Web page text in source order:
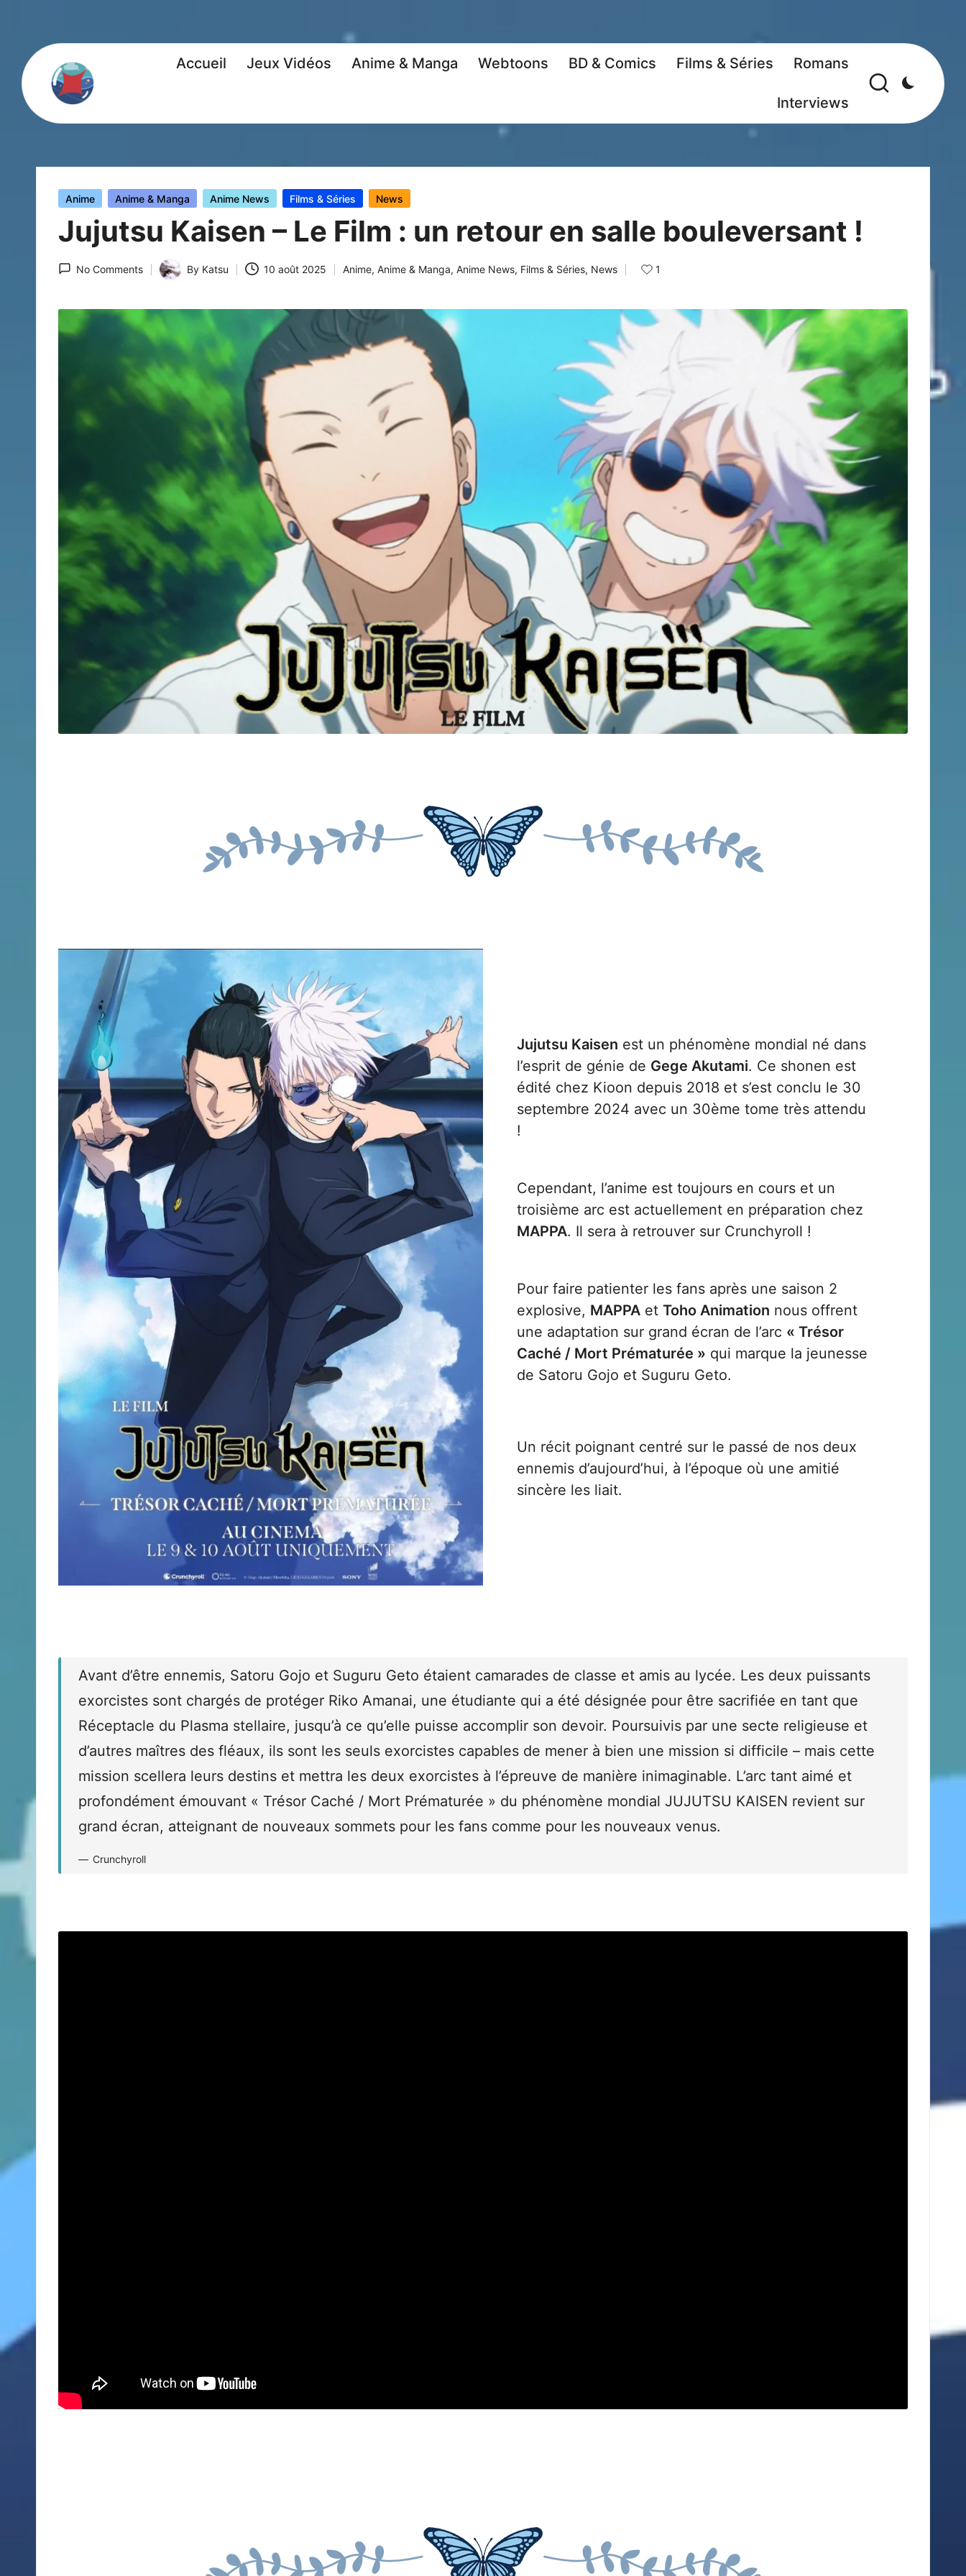
Accueil Jeux Vidéos Anime & Manga Webtoons BD & Comics Films & Séries Romans
Interviews
Posted
Anime Anime & Manga Anime News Films & Séries News
Jujutsu Kaisen – Le Film : un retour en salle bouleversant !
No Comments
Posted
By Katsu 10 août 2025
Posted
Anime, Anime & Manga, Anime News, Films & Séries, News 1
Jujutsu Kaisen est un phénomène mondial né dans
l’esprit de génie de Gege Akutami. Ce shonen est
édité chez Kioon depuis 2018 et s’est conclu le 30
septembre 2024 avec un 30ème tome très attendu
!
Cependant, l’anime est toujours en cours et un
troisième arc est actuellement en préparation chez
MAPPA. Il sera à retrouver sur Crunchyroll !
Pour faire patienter les fans après une saison 2
explosive, MAPPA etToho Animation nous offrent
une adaptation sur grand écran de l’arc « Trésor
Caché / Mort Prématurée » qui marque la jeunesse
de Satoru Gojo et Suguru Geto.
Un récit poignant centré sur le passé de nos deux
ennemis d’aujourd’hui, à l’époque où une amitié
sincère les liait.
Avant d’être ennemis, Satoru Gojo et Suguru Geto étaient camarades de classe et amis au lycée. Les deux puissants
exorcistes sont chargés de protéger Riko Amanai, une étudiante qui a été désignée pour être sacrifiée en tant que
Réceptacle du Plasma stellaire, jusqu’à ce qu’elle puisse accomplir son devoir. Poursuivis par une secte religieuse et
d’autres maîtres des fléaux, ils sont les seuls exorcistes capables de mener à bien une mission si difficile – mais cette
mission scellera leurs destins et mettra les deux exorcistes à l’épreuve de manière inimaginable. L’arc tant aimé et
profondément émouvant « Trésor Caché / Mort Prématurée » du phénomène mondial JUJUTSU KAISEN revient sur
grand écran, atteignant de nouveaux sommets pour les fans comme pour les nouveaux venus.
Crunchyroll